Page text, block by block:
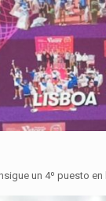
un 4º puesto